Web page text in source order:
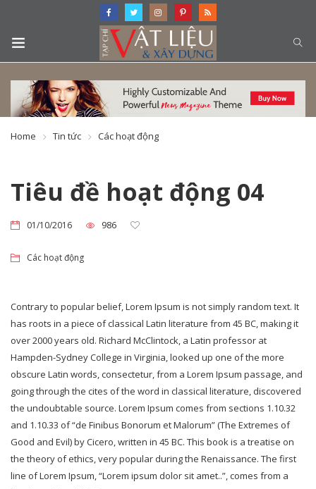
Home Tin tức Các hoạt động
Tiêu đề hoạt động 04
01/10/2016 986
Các hoạt động
Contrary to popular belief, Lorem Ipsum is not simply random text. It
has roots in a piece of classical Latin literature from 45 BC, making it
over 2000 years old. Richard McClintock, a Latin professor at
Hampden-Sydney College in Virginia, looked up one of the more
obscure Latin words, consectetur, from a Lorem Ipsum passage, and
going through the cites of the word in classical literature, discovered
the undoubtable source. Lorem Ipsum comes from sections 1.10.32
and 1.10.33 of “de Finibus Bonorum et Malorum” (The Extremes of
Good and Evil) by Cicero, written in 45 BC. This book is a treatise on
the theory of ethics, very popular during the Renaissance. The first
line of Lorem Ipsum, “Lorem ipsum dolor sit amet..”, comes from a